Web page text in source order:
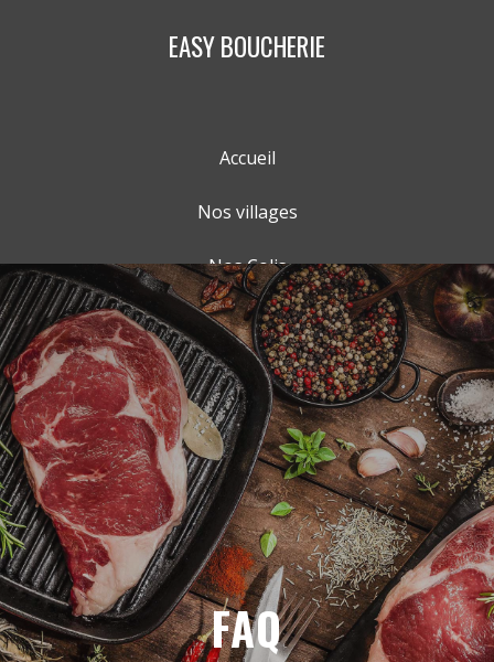
EASY BOUCHERIE
Accueil
Nos villages
Nos Colis
Nos Produits
Panier
FAQ